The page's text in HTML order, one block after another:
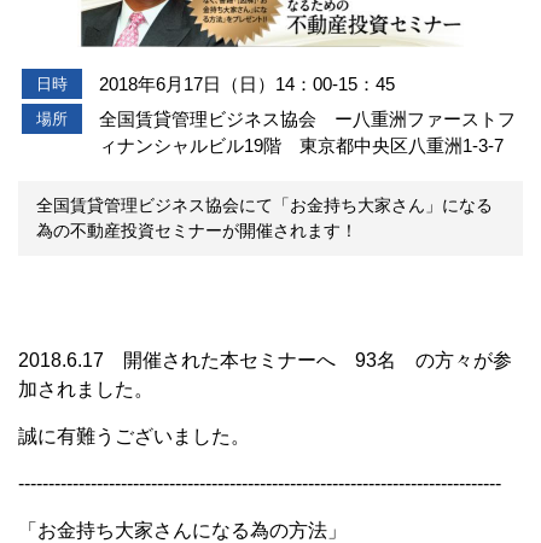
日時 2018年6月17日（日）14：00-15：45
場所
全国賃貸管理ビジネス協会 ー八重洲ファーストフ
ィナンシャルビル19階 東京都中央区八重洲1-3-7
全国賃貸管理ビジネス協会にて「お金持ち大家さん」になる
為の不動産投資セミナーが開催されます！
2018.6.17 開催された本セミナーへ 93名 の方々が参
加されました。
誠に有難うございました。
--------------------------------------------------------------------------------
「お金持ち大家さんになる為の方法」